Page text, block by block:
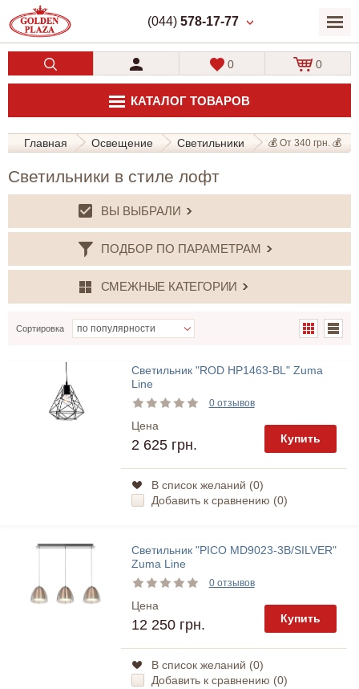
(044) 578-17-77
КАТАЛОГ ТОВАРОВ
0 0
Главная Освещение Светильники 💰 От 340 грн. 💰
Светильники в стиле лофт
ВЫ ВЫБРАЛИ
ПОДБОР ПО ПАРАМЕТРАМ
СМЕЖНЫЕ КАТЕГОРИИ
Сортировка
Светильник "ROD HP1463-BL" Zuma
Line
0 отзывов
Цена
2 625 грн. Купить
В список желаний (0)
Добавить к сравнению (0)
Светильник "PICO MD9023-3B/SILVER"
Zuma Line
0 отзывов
Цена
12 250 грн. Купить
В список желаний (0)
Добавить к сравнению (0)